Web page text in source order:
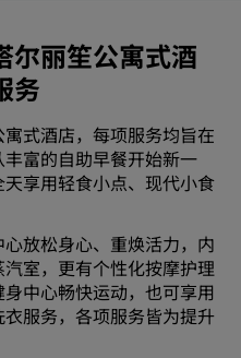
尔丽笙公寓式酒
务
式酒店，每项服务均旨在
富的自助早餐开始新一
享用轻食小点、现代小食
放松身心、重焕活力，内
室，更有个性化按摩护理
中心畅快运动，也可享用
服务，各项服务皆为提升